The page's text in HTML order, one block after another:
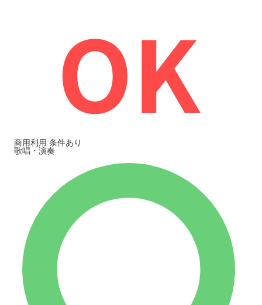
商用利用 条件あり
歌唱・演奏